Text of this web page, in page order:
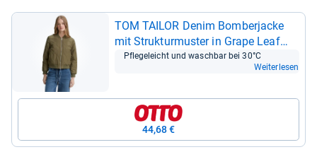
TOM TAI­LOR Denim Bom­ber­ja­cke
mit Struk­tur­mus­ter in Grape Leaf
Green
Pfle­ge­leicht und wasch­bar bei 30°C
Weiterlesen
44,68 €